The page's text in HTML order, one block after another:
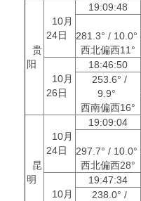
贵
阳
10月
24日
19:09:48
281.3° / 10.0°
西北偏西11°
10月
26日
18:46:50
253.6° /
9.9°
西南偏西16°
昆
明
10月
24日
19:09:04
297.7° / 10.0°
西北偏西28°
10月
19:47:34
238.0° /